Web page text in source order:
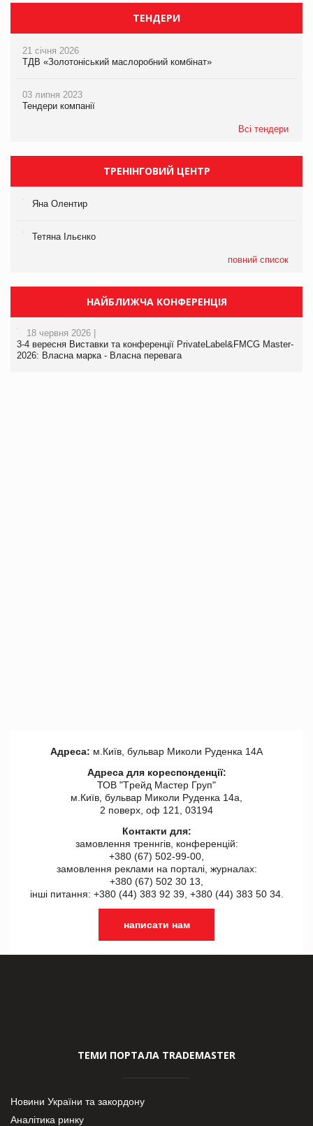
ТЕНДЕРИ
21 січня 2026
ТДВ «Золотоніський маслоробний комбінат»
03 липня 2023
Тендери компанії
Всі тендери
ТРЕНІНГОВИЙ ЦЕНТР
Яна Олентир
Тетяна Ільєнко
повний список
НАЙБЛИЖЧА КОНФЕРЕНЦІЯ
18 червня 2026 |
3-4 вересня Виставки та конференції PrivateLabel&FMCG Master-
2026: Власна марка - Власна перевага
Адреса: м.Київ, бульвар Миколи Руденка 14А
Адреса для кореспонденції:
ТОВ "Tрейд Мастер Груп"
м.Київ, бульвар Миколи Руденка 14а,
2 поверх, оф 121, 03194
Контакти для:
замовлення треннгів, конференцій:
+380 (67) 502-99-00,
замовлення реклами на порталі, журналах:
+380 (67) 502 30 13,
інші питання: +380 (44) 383 92 39, +380 (44) 383 50 34.
написати нам
ТЕМИ ПОРТАЛА TRADEMASTER
Новини України та закордону
Аналітика ринку